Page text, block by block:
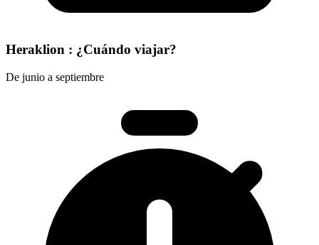
Heraklion : ¿Cuándo viajar?
De junio a septiembre